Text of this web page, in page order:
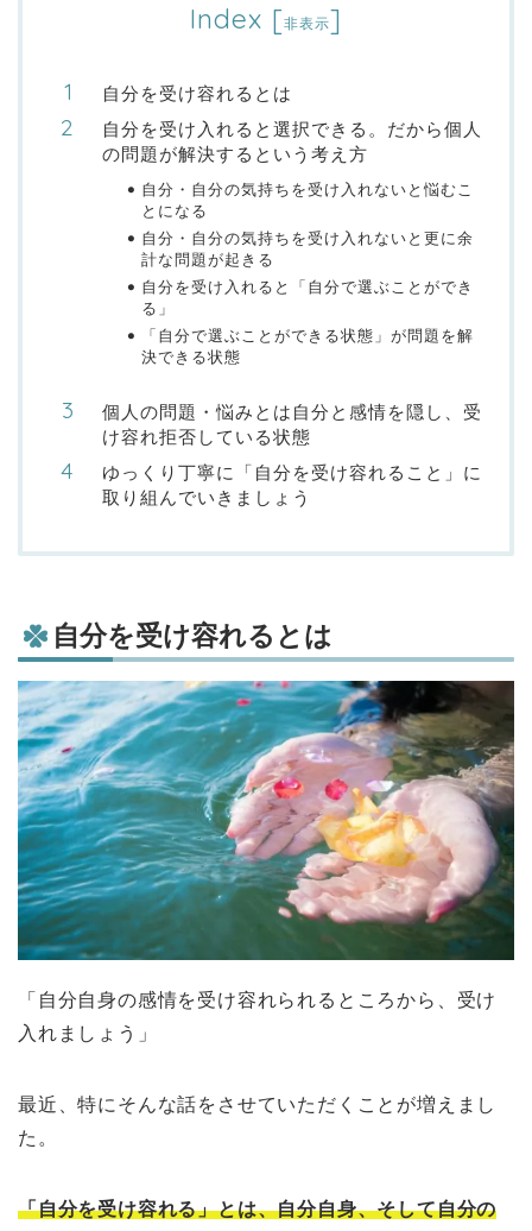
Index [非表示]
自分を受け容れるとは
自分を受け入れると選択できる。だから個人
の問題が解決するという考え方
自分・自分の気持ちを受け入れないと悩むこ
とになる
自分・自分の気持ちを受け入れないと更に余
計な問題が起きる
自分を受け入れると「自分で選ぶことができ
る」
「自分で選ぶことができる状態」が問題を解
決できる状態
個人の問題・悩みとは自分と感情を隠し、受
け容れ拒否している状態
ゆっくり丁寧に「自分を受け容れること」に
取り組んでいきましょう
自分を受け容れるとは
「自分自身の感情を受け容れられるところから、受け
入れましょう」
最近、特にそんな話をさせていただくことが増えまし
た。
「自分を受け容れる」とは、自分自身、そして自分の